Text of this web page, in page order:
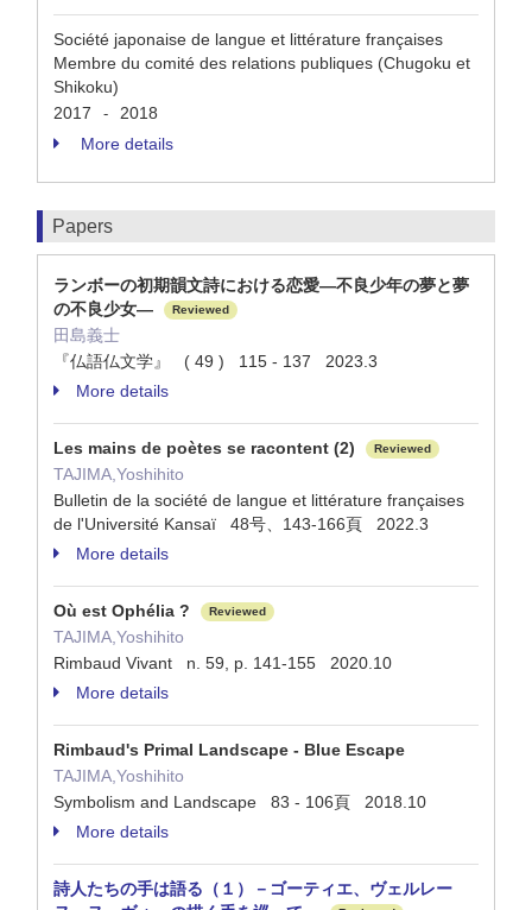
Société japonaise de langue et littérature françaises
Membre du comité des relations publiques (Chugoku et
Shikoku)
2017
-
2018
More details
Papers
ランボーの初期韻文詩における恋愛―不良少年の夢と夢
の不良少女―
Reviewed
田島義士
『仏語仏文学』 ( 49 ) 115 - 137 2023.3
More details
Les mains de poètes se racontent (2) Reviewed
TAJIMA,Yoshihito
Bulletin de la société de langue et littérature françaises
de l'Université Kansaï 48号、143-166頁 2022.3
More details
Où est Ophélia ? Reviewed
TAJIMA,Yoshihito
Rimbaud Vivant n. 59, p. 141-155 2020.10
More details
Rimbaud's Primal Landscape - Blue Escape
TAJIMA,Yoshihito
Symbolism and Landscape 83 - 106頁 2018.10
More details
詩人たちの手は語る（１）－ゴーティエ、ヴェルレー